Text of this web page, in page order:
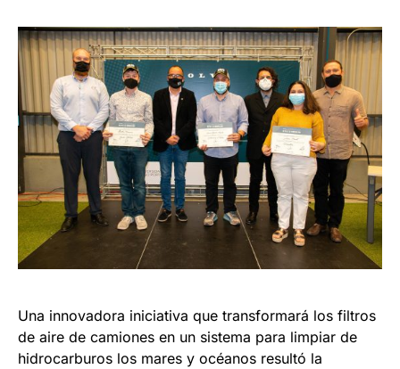
Una innovadora iniciativa que transformará los filtros
de aire de camiones en un sistema para limpiar de
hidrocarburos los mares y océanos resultó la